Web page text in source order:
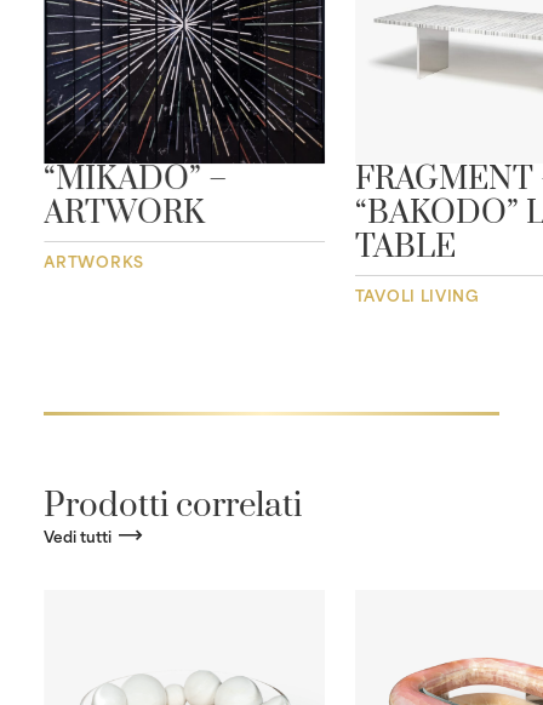
“MIKADO” –
ARTWORK
ARTWORKS
FRAGMENT
“BAKODO”
TABLE
TAVOLI LIVING
Prodotti correlati
Vedi tutti